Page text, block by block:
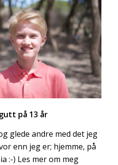
på 13 år
glede andre med det jeg
enn jeg er; hjemme, på
:-) Les mer om meg